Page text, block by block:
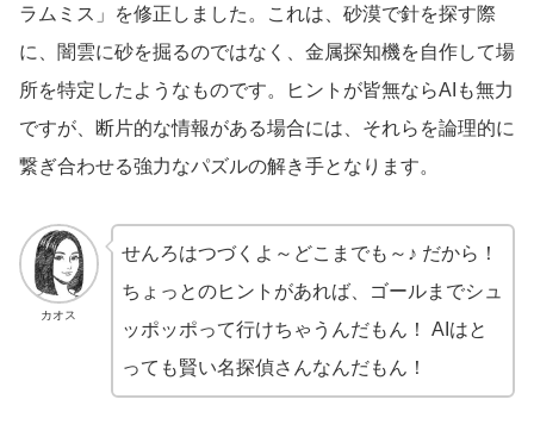
ラムミス」を修正しました。これは、砂漠で針を探す際
に、闇雲に砂を掘るのではなく、金属探知機を自作して場
所を特定したようなものです。ヒントが皆無ならAIも無力
ですが、断片的な情報がある場合には、それらを論理的に
繋ぎ合わせる強力なパズルの解き手となります。
カオス
せんろはつづくよ～どこまでも～♪ だから！
ちょっとのヒントがあれば、ゴールまでシュ
ッポッポって行けちゃうんだもん！ AIはと
っても賢い名探偵さんなんだもん！